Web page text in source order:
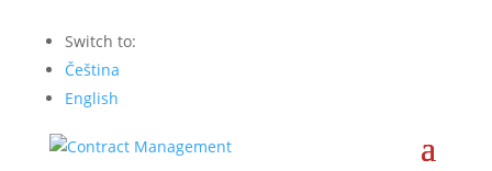
Switch to:
Čeština
English